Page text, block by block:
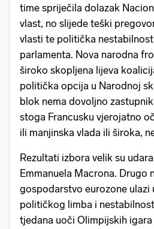
time spriječila dolazak
vlast, no slijede teški
vlasti te politička
parlamenta. Nova narodna
široko skopljena lijeva
politička opcija u Narodnoj
blok nema dovoljno
stoga Francusku vjerojatno
ili manjinska vlada ili široka,
Rezultati izbora velik su
Emmanuela Macrona. Drugo
gospodarstvo eurozone ulazi
političkog limba i
tjedana uoči Olimpijskih